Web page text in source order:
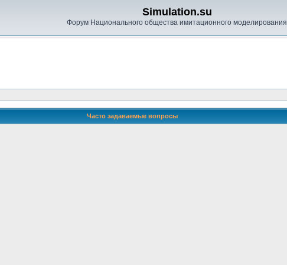
Simulation.su
Форум Национального общества имитационного моделирования
Часто задаваемые вопросы